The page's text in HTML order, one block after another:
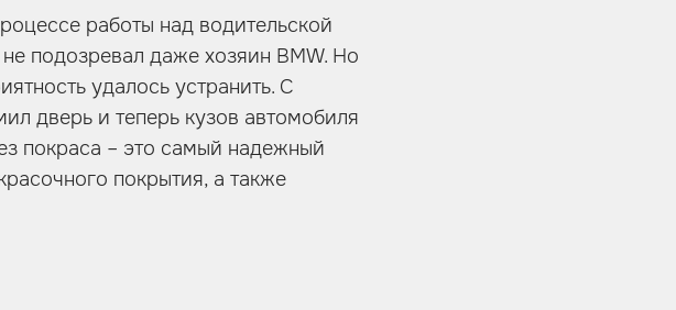
работы над водительской
подозревал даже хозяин BMW. Но
удалось устранить. С
дверь и теперь кузов автомобиля
покраса – это самый надежный
покрытия, а также